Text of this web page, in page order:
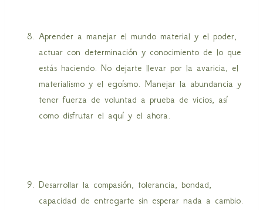
Aprender a manejar el mundo material y el poder,
actuar con determinación y conocimiento de lo que
estás haciendo. No dejarte llevar por la avaricia, el
materialismo y el egoísmo. Manejar la abundancia y
tener fuerza de voluntad a prueba de vicios, así
como disfrutar el aquí y el ahora.
Desarrollar la compasión, tolerancia, bondad,
capacidad de entregarte sin esperar nada a cambio.